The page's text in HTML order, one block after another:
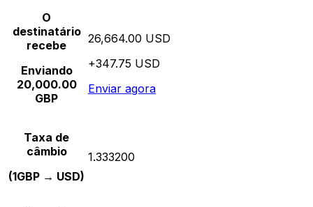
O
destinatário
recebe
Enviando
20,000.00
GBP
26,664.00 USD
+347.75 USD
Enviar agora
Taxa de
câmbio
(1GBP → USD)
1.333200